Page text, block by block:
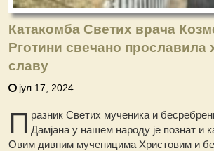
Катакомба Светих врача
Рготини свечано прославила
славу
јул 17, 2024
П разник Светих мученика и
Дамјана у нашем народу је познат и
Овим дивним мученицима Христовим и